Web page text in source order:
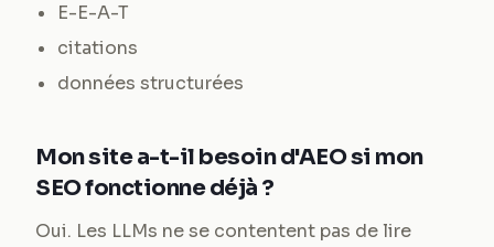
E-E-A-T
citations
données structurées
Mon site a-t-il besoin d'AEO si mon
SEO fonctionne déjà ?
Oui. Les LLMs ne se contentent pas de lire